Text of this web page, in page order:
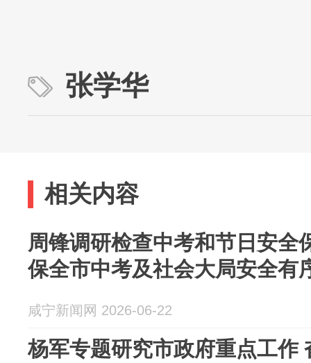
张学华
相关内容
周锋调研检查中考和节日安全
保全市中考及社会大局安全有
咸宁新闻网 2026-06-22
杨军专题研究市政府重点工作